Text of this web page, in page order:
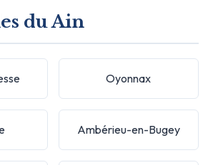
du Ain
Oyonnax
Ambérieu-en-Bugey